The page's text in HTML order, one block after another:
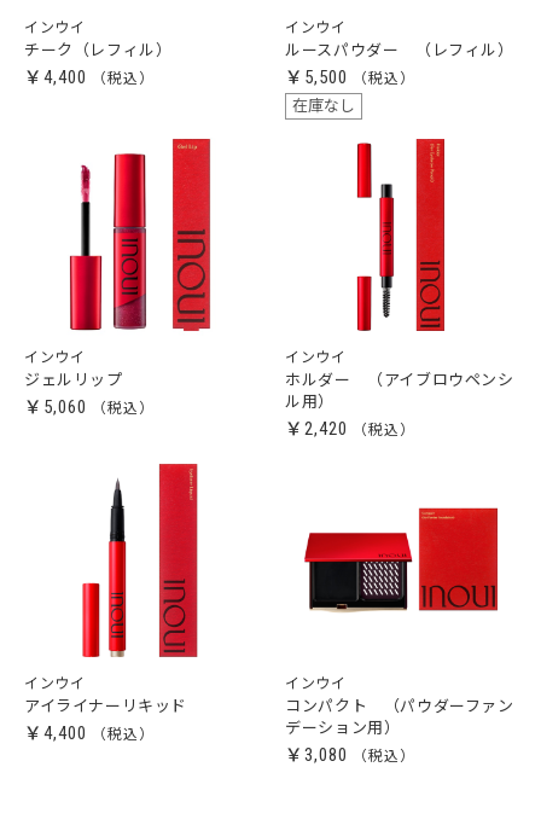
インウイ
チーク（レフィル）
￥4,400
インウイ
ルースパウダー （レフィル）
￥5,500
在庫なし
インウイ
ジェルリップ
￥5,060
インウイ
ホルダー （アイブロウペンシ
ル用）
￥2,420
インウイ
アイライナーリキッド
￥4,400
インウイ
コンパクト （パウダーファン
デーション用）
￥3,080